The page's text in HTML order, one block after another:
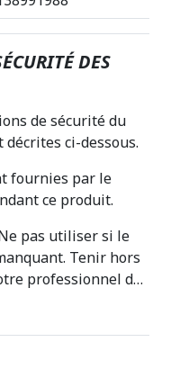
DES
de sécurité du
ci-dessous.
fournies par le
ce produit.
pas utiliser si le
Tenir hors
professionnel de
de ce produit.